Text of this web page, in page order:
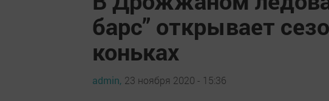
барс” открывает
коньках
admin, 23 ноября 2020 - 15:36